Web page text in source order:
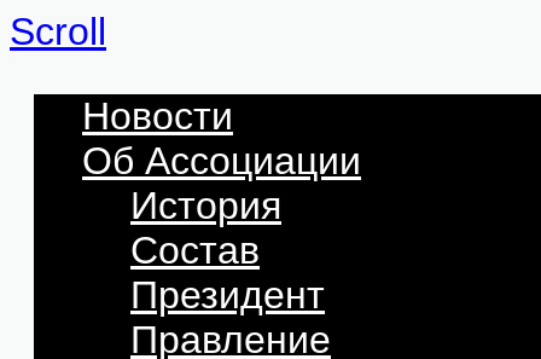
Scroll
Новости
Об Ассоциации
История
Состав
Президент
Правление